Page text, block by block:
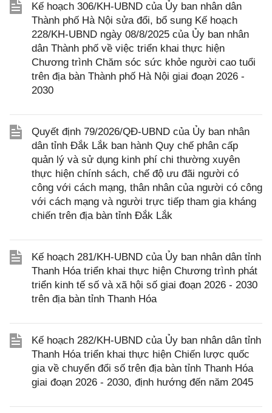
Kế hoạch 306/KH-UBND của Ủy ban nhân dân
Thành phố Hà Nội sửa đổi, bổ sung Kế hoạch
228/KH-UBND ngày 08/8/2025 của Ủy ban nhân
dân Thành phố về việc triển khai thực hiện
Chương trình Chăm sóc sức khỏe người cao tuổi
trên địa bàn Thành phố Hà Nội giai đoạn 2026 -
2030
Quyết định 79/2026/QĐ-UBND của Ủy ban nhân
dân tỉnh Đắk Lắk ban hành Quy chế phân cấp
quản lý và sử dụng kinh phí chi thường xuyên
thực hiện chính sách, chế độ ưu đãi người có
công với cách mạng, thân nhân của người có công
với cách mạng và người trực tiếp tham gia kháng
chiến trên địa bàn tỉnh Đắk Lắk
Kế hoạch 281/KH-UBND của Ủy ban nhân dân tỉnh
Thanh Hóa triển khai thực hiện Chương trình phát
triển kinh tế số và xã hội số giai đoạn 2026 - 2030
trên địa bàn tỉnh Thanh Hóa
Kế hoạch 282/KH-UBND của Ủy ban nhân dân tỉnh
Thanh Hóa triển khai thực hiện Chiến lược quốc
gia về chuyển đổi số trên địa bàn tỉnh Thanh Hóa
giai đoạn 2026 - 2030, định hướng đến năm 2045